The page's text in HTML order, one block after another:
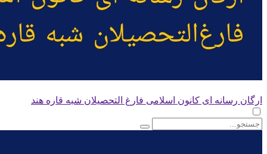
ارگان رسانه ای کانون اسلامی فارغ التحصیلان شبه قاره هند